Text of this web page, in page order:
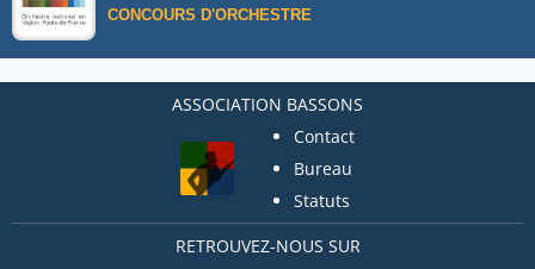
CONCOURS D'ORCHESTRE
ASSOCIATION BASSONS
Contact
Bureau
Statuts
RETROUVEZ-NOUS SUR